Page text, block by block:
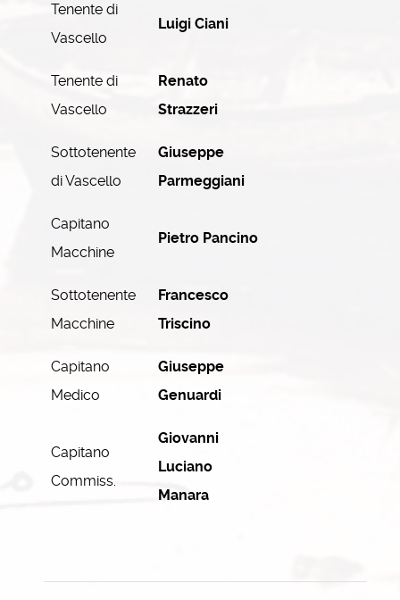
Tenente di
Vascello
Luigi Ciani
Tenente di
Vascello
Renato
Strazzeri
Sottotenente
di Vascello
Giuseppe
Parmeggiani
Capitano
Macchine
Pietro Pancino
Sottotenente
Macchine
Francesco
Triscino
Capitano
Medico
Giuseppe
Genuardi
Capitano
Commiss.
Giovanni
Luciano
Manara